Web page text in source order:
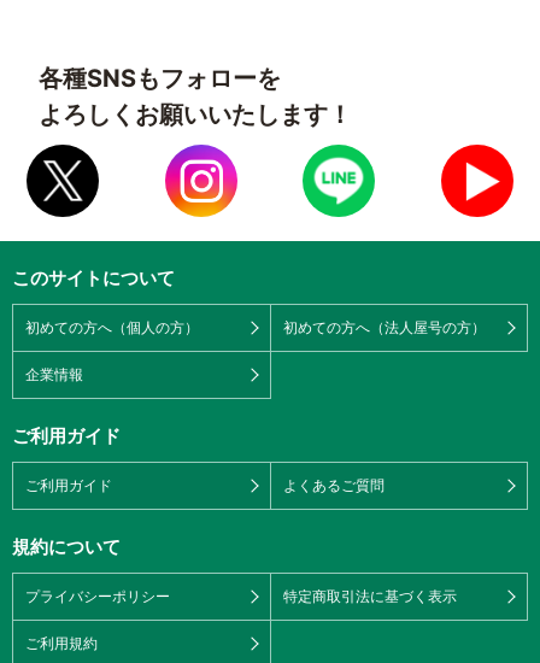
各種SNSもフォローを
よろしくお願いいたします！
このサイトについて
初めての方へ（個人の方） 初めての方へ（法人屋号の方）
企業情報
ご利用ガイド
ご利用ガイド よくあるご質問
規約について
プライバシーポリシー 特定商取引法に基づく表示
ご利用規約